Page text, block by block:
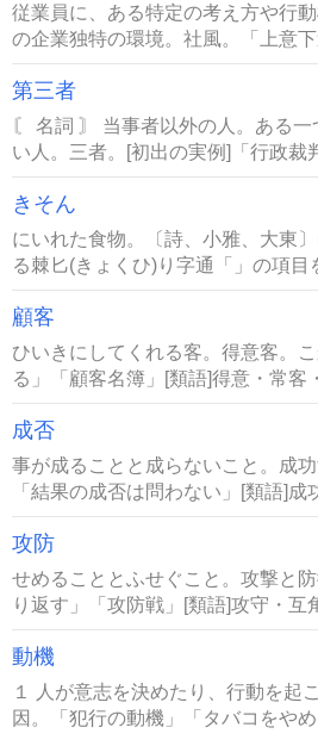
従業員に、ある特定の考え方や行
の企業独特の環境。社風。「上意下
第三者
〘 名詞 〙 当事者以外の人。ある
い人。三者。[初出の実例]「行政裁
きそん
にいれた食物。〔詩、小雅、大東
る棘匕(きょくひ)り字通「」の項目
顧客
ひいきにしてくれる客。得意客。
る」「顧客名簿」[類語]得意・常客
成否
事が成ることと成らないこと。成功
「結果の成否は問わない」[類語]成
攻防
せめることとふせぐこと。攻撃と
り返す」「攻防戦」[類語]攻守・互
動機
１ 人が意志を決めたり、行動を起
因。「犯行の動機」「タバコをやめ